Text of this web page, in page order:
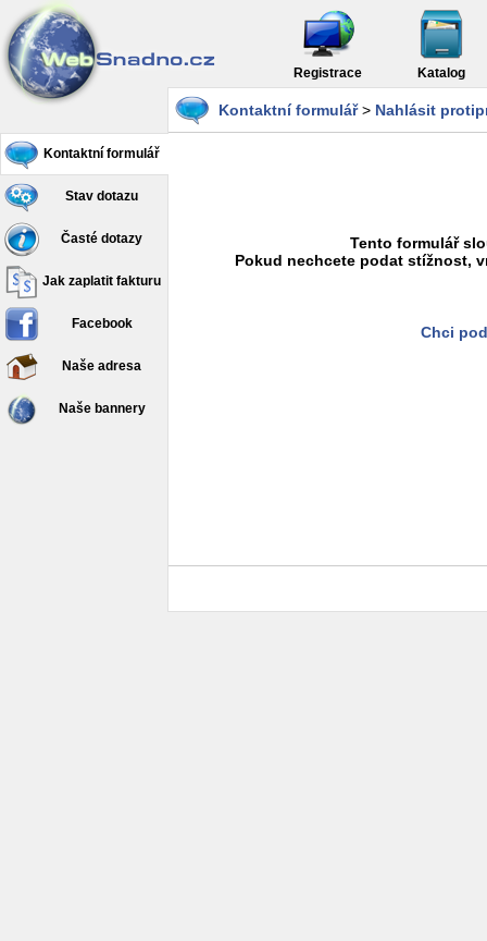
Registrace Katalog
Kontaktní formulář
Stav dotazu
Časté dotazy
Jak zaplatit fakturu
Facebook
Naše adresa
Naše bannery
Kontaktní formulář> Nahlásit
Tento formulář
Pokud nechcete podat stížnost,
Chci